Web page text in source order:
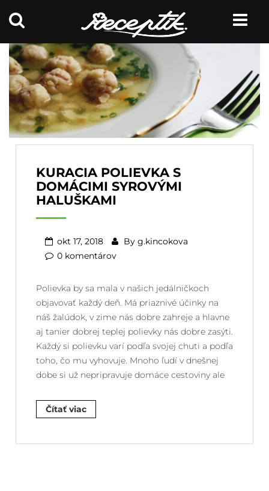
KURACIA POLIEVKA S
DOMÁCIMI SYROVÝMI
HALUŠKAMI
okt 17, 2018 By g.kincokova
0 komentárov
Polievka by sa mala v našich jedálničkoch
objavovať každý deň. Má priaznivé účinky na
náš žalúdok, v zime nás dobre zahreje a hlavne
aj tanier dobrej teplej polievky nás dobre zasýti.
Každý si polievku varí podľa svojej chuti a podľa
toho, čo mu vyhovuje. Mnoho ľudí v dnešnej
dobe si už nepripravuje domáce cestoviny ale
Čítať viac